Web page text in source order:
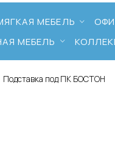
МЕБЕЛЬ
МЕБЕЛЬ
Подставка под ПК БОСТОН